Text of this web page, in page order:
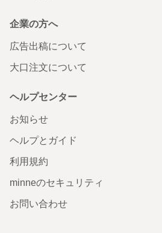
企業の方へ
広告出稿について
大口注文について
ヘルプセンター
お知らせ
ヘルプとガイド
利用規約
minneのセキュリティ
お問い合わせ